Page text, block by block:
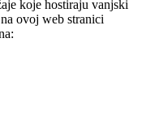
koje hostiraju vanjski
ovoj web stranici